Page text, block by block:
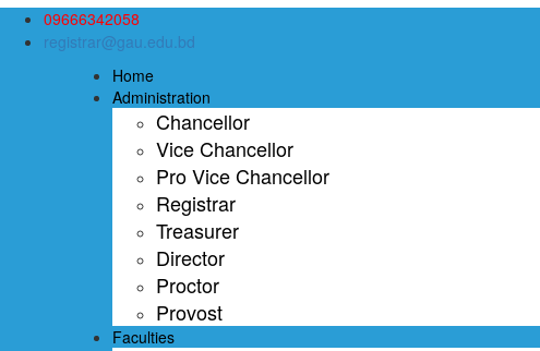
09666342058
registrar@gau.edu.bd
Home
Administration
Chancellor
Vice Chancellor
Pro Vice Chancellor
Registrar
Treasurer
Director
Proctor
Provost
Faculties